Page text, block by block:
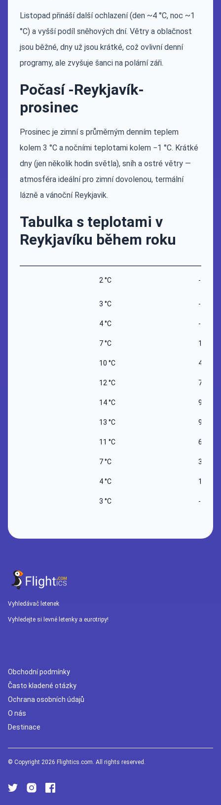
Listopad přináší další ochlazení (den ~4 °C, noc ~1
°C) a vyšší podíl sněhových dní. Větry a oblačnost
jsou běžné, dny už jsou krátké, což ovlivní denní
programy, ale zvyšuje šanci na polární záři.
Počasí -Reykjavík-
prosinec
Prosinec je zimní s průměrným denním teplem
kolem 3 °C a nočními teplotami kolem −1 °C. Krátké
dny (jen několik hodin světla), sníh a ostré větry —
atmosféra ideální pro zimní dovolenou, termální
lázně a vánoční Reykjavik.
Tabulka s teplotami v
Reykjavíku během roku
2 °C -2 °C
3 °C -2 °C
4 °C -1 °C
7 °C 1 °C
10 °C 4 °C
12 °C 7 °C
14 °C 9 °C
13 °C 9 °C
11 °C 6 °C
7 °C 3 °C
4 °C 1 °C
3 °C -1 °C
Vyhledávač letenek
Vyhledejte si levné letenky a eurotripy!
Obchodní podmínky
Často kladené otázky
Ochrana osobních údajů
O nás
Destinace
© Copyright 2026 Flightics.com. All rights reserved.